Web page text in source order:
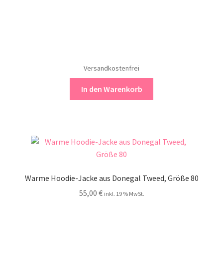
Versandkostenfrei
In den Warenkorb
Warme Hoodie-Jacke aus Donegal Tweed, Größe 80
55,00 € inkl. 19 % MwSt.